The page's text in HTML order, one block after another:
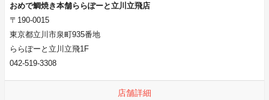
おめで鯛焼き本舗ららぽーと立川立飛店
〒190-0015
東京都立川市泉町935番地
ららぽーと立川立飛1F
042-519-3308
店舗詳細